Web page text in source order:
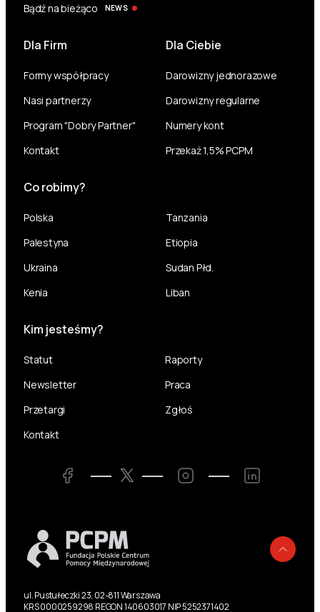
Bądź na bieżąco
NEWS
Dla Firm
Formy współpracy
Nasi partnerzy
Program "Dobry Partner"
Kontakt
Dla Ciebie
Darowizny jednorazowe
Darowizny regularne
Numery kont
Przekaż 1,5% PCPM
Co robimy?
Polska
Palestyna
Ukraina
Kenia
Tanzania
Etiopia
Sudan Płd.
Liban
Kim jesteśmy?
Statut
Raporty
Newsletter
Praca
Przetargi
Zgłoś
Kontakt
Facebook Twitter Instagram LinkedIn
ul. Pustułeczki 23, 02-811 Warszawa
KRS 0000259298 REGON 140603017 NIP 5252371402